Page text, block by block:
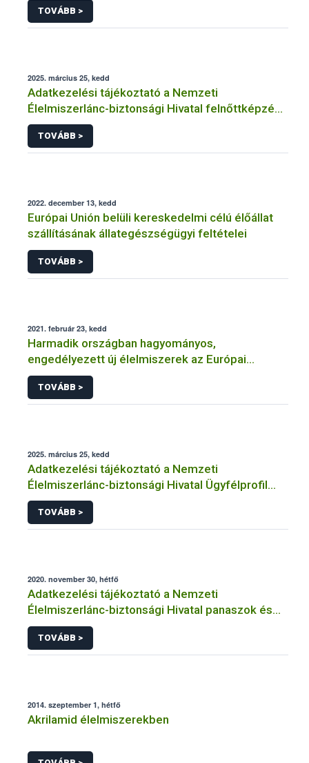
TOVÁBB >
2025. március 25, kedd
Adatkezelési tájékoztató a Nemzeti
Élelmiszerlánc-biztonsági Hivatal felnőttképzési
tevékenységéhez kapcsolódó adatkezeléséhez
TOVÁBB >
2022. december 13, kedd
Európai Unión belüli kereskedelmi célú élőállat
szállításának állategészségügyi feltételei
TOVÁBB >
2021. február 23, kedd
Harmadik országban hagyományos,
engedélyezett új élelmiszerek az Európai
Unióban
TOVÁBB >
2025. március 25, kedd
Adatkezelési tájékoztató a Nemzeti
Élelmiszerlánc-biztonsági Hivatal Ügyfélprofil
Rendszerben kistermelői tevékenység
témakörben intézhető közhatalmi eljárásaihoz
kapcsolódó adatkezeléséhez
TOVÁBB >
2020. november 30, hétfő
Adatkezelési tájékoztató a Nemzeti
Élelmiszerlánc-biztonsági Hivatal panaszok és
közérdekű bejelentések kezeléséhez
kapcsolódó adatkezeléséhez
TOVÁBB >
2014. szeptember 1, hétfő
Akrilamid élelmiszerekben